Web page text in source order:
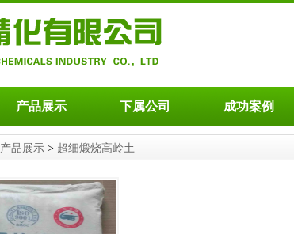
产品展示 下属公司 成功案例
产品展示 > 超细煅烧高岭土